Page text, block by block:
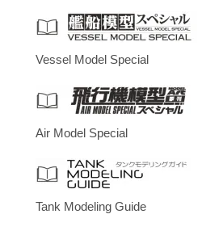
Vessel Model Special
Air Model Special
Tank Modeling Guide